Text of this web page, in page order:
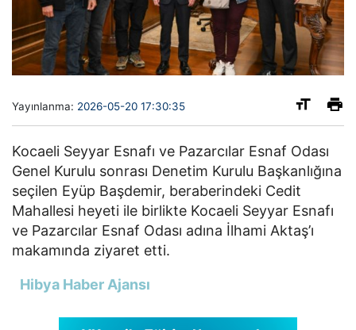
Yayınlanma: 2026-05-20 17:30:35
Kocaeli Seyyar Esnafı ve Pazarcılar Esnaf Odası
Genel Kurulu sonrası Denetim Kurulu Başkanlığına
seçilen Eyüp Başdemir, beraberindeki Cedit
Mahallesi heyeti ile birlikte Kocaeli Seyyar Esnafı
ve Pazarcılar Esnaf Odası adına İlhami Aktaş’ı
makamında ziyaret etti.
Hibya Haber Ajansı